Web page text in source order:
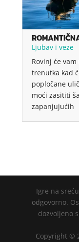
Ljubav i veze
Rovinj će
trenutka kad
popločane
moći zasititi
zapanjujućih
Igre na
odgovorno.
dozvoljeno
Copyright ©